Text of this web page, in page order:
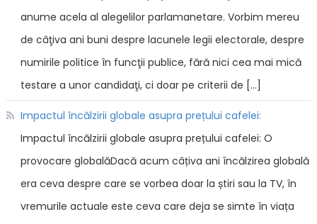
anume acela al alegelilor parlamanetare. Vorbim mereu
de câţiva ani buni despre lacunele legii electorale, despre
numirile politice în funcţii publice, fără nici cea mai mică
testare a unor candidaţi, ci doar pe criterii de […]
Impactul încălzirii globale asupra prețului cafelei:
Impactul încălzirii globale asupra prețului cafelei: O
provocare globalăDacă acum câțiva ani încălzirea globală
era ceva despre care se vorbea doar la știri sau la TV, în
vremurile actuale este ceva care deja se simte în viața